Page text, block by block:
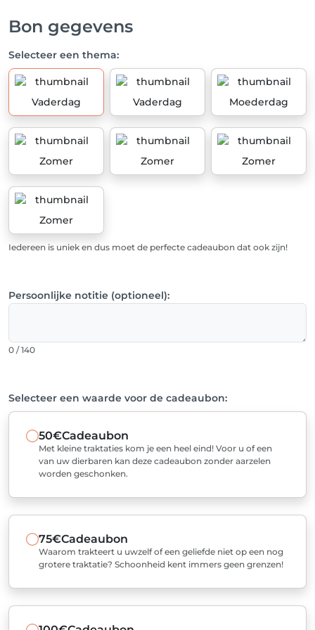
Bon gegevens
Selecteer een thema:
Vaderdag Vaderdag Moederdag
Zomer Zomer Zomer
Zomer
Iedereen is uniek en dus moet de perfecte cadeaubon dat ook zijn!
Persoonlijke notitie (optioneel):
0 / 140
Selecteer een waarde voor de cadeaubon:
50€Cadeaubon
Met kleine traktaties kom je een heel eind! Voor u of een
van uw dierbaren kan deze cadeaubon zonder aarzelen
worden geschonken.
75€Cadeaubon
Waarom trakteert u uwzelf of een geliefde niet op een nog
grotere traktatie? Schoonheid kent immers geen grenzen!